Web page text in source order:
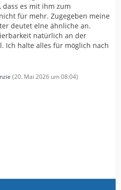
dass es mit ihm zum
für mehr. Zugegeben meine
deutet elne ähnliche an.
natürlich an der
Ich halte alles für möglich nach
(20. Mai 2026 um 08:04)